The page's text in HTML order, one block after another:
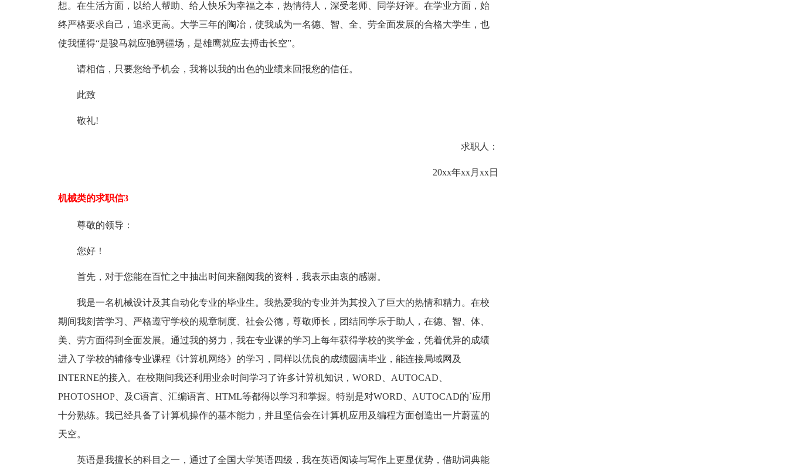
想。在生活方面，以给人帮助、给人快乐为幸福之本，热情待人，深受老师、同学好评。在学业方面，始
终严格要求自己，追求更高。大学三年的陶冶，使我成为一名德、智、全、劳全面发展的合格大学生，也
使我懂得“是骏马就应驰骋疆场，是雄鹰就应去搏击长空”。
请相信，只要您给予机会，我将以我的出色的业绩来回报您的信任。
此致
敬礼!
求职人：
20xx年xx月xx日
机械类的求职信3
尊敬的领导：
您好！
首先，对于您能在百忙之中抽出时间来翻阅我的资料，我表示由衷的感谢。
我是一名机械设计及其自动化专业的毕业生。我热爱我的专业并为其投入了巨大的热情和精力。在校
期间我刻苦学习、严格遵守学校的规章制度、社会公德，尊敬师长，团结同学乐于助人，在德、智、体、
美、劳方面得到全面发展。通过我的努力，我在专业课的学习上每年获得学校的奖学金，凭着优异的成绩
进入了学校的辅修专业课程《计算机网络》的学习，同样以优良的成绩圆满毕业，能连接局域网及
INTERNE的接入。在校期间我还利用业余时间学习了许多计算机知识，WORD、AUTOCAD、
PHOTOSHOP、及C语言、汇编语言、HTML等都得以学习和掌握。特别是对WORD、AUTOCAD的`应用
十分熟练。我已经具备了计算机操作的基本能力，并且坚信会在计算机应用及编程方面创造出一片蔚蓝的
天空。
英语是我擅长的科目之一，通过了全国大学英语四级，我在英语阅读与写作上更显优势，借助词典能